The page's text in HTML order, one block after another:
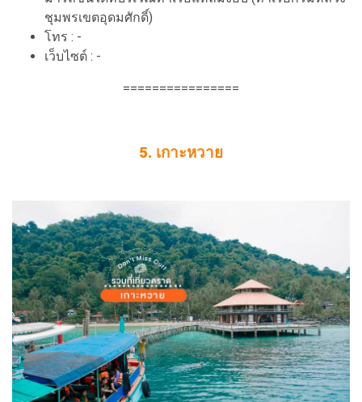
ชุมพรเขตอุดมศักดิ์)
โทร : -
เว็บไซต์ : -
================
5. เกาะหวาย